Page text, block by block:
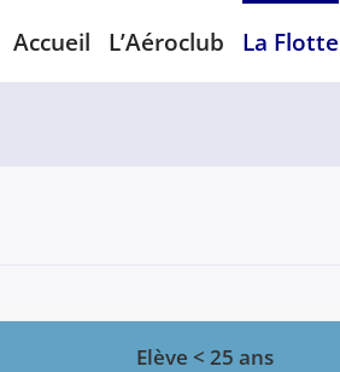
Accueil L’Aéroclub La Flotte
Elève < 25 ans